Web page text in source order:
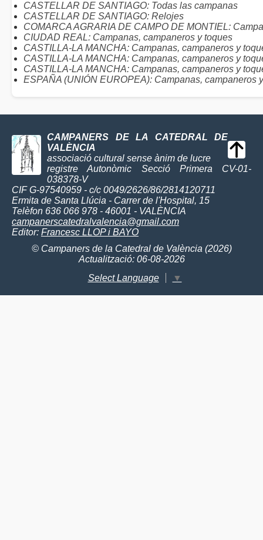
CASTELLAR DE SANTIAGO: Todas las campanas
CASTELLAR DE SANTIAGO: Relojes
COMARCA AGRARIA DE CAMPO DE MONTIEL:
CIUDAD REAL: Campanas, campaneros y toques
CASTILLA-LA MANCHA: Campanas, campaneros y
CASTILLA-LA MANCHA: Campanas, campaneros y
CASTILLA-LA MANCHA: Campanas, campaneros y
ESPAÑA (UNIÓN EUROPEA): Campanas, campaneros
CAMPANERS DE LA CATEDRAL DE
VALÈNCIA
associació cultural sense ànim de lucre
registre Autonòmic Secció Primera CV-01-
038378-V
CIF G-97540959 - c/c 0049/2626/86/2814120711
Ermita de Santa Llúcia - Carrer de l'Hospital, 15
Telèfon 636 066 978 - 46001 - VALÈNCIA
campanerscatedralvalencia@gmail.com
Editor: Francesc LLOP i BAYO
© Campaners de la Catedral de València (2026)
Actualització: 06-08-2026
Select Language
▼